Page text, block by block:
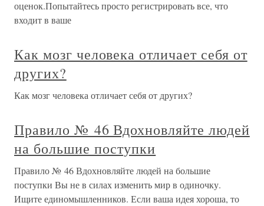
оценок.Попытайтесь просто регистрировать все, что
входит в ваше
Как мозг человека отличает себя от
других?
Как мозг человека отличает себя от других?
Правило № 46 Вдохновляйте людей
на большие поступки
Правило № 46 Вдохновляйте людей на большие
поступки Вы не в силах изменить мир в одиночку.
Ищите единомышленников. Если ваша идея хороша, то